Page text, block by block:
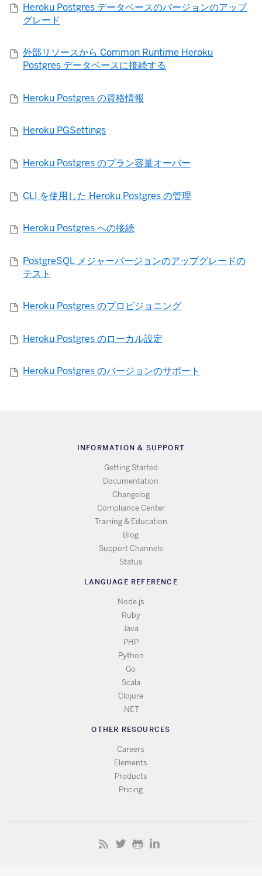
Heroku Postgres データベースのバージョンのアップ
グレード
外部リソースから Common Runtime Heroku
Postgres データベースに接続する
Heroku Postgres の資格情報
Heroku PGSettings
Heroku Postgres のプラン容量オーバー
CLI を使用した Heroku Postgres の管理
Heroku Postgres への接続
PostgreSQL メジャーバージョンのアップグレードの
テスト
Heroku Postgres のプロビジョニング
Heroku Postgres のローカル設定
Heroku Postgres のバージョンのサポート
INFORMATION & SUPPORT
Getting Started
Documentation
Changelog
Compliance Center
Training & Education
Blog
Support Channels
Status
LANGUAGE REFERENCE
Node.js
Ruby
Java
PHP
Python
Go
Scala
Clojure
.NET
OTHER RESOURCES
Careers
Elements
Products
Pricing